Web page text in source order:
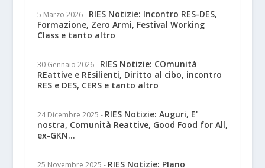
5 Marzo 2026 - RIES Notizie: Incontro RES-DES,
Formazione, Zero Armi, Festival Working
Class e tanto altro
30 Gennaio 2026 - RIES Notizie: COmunità
REattive e REsilienti, Diritto al cibo, incontro
RES e DES, CERS e tanto altro
24 Dicembre 2025 - RIES Notizie: Auguri, E'
nostra, Comunità Reattive, Good Food for All,
ex-GKN...
25 Novembre 2025 - RIES Notizie: PIano